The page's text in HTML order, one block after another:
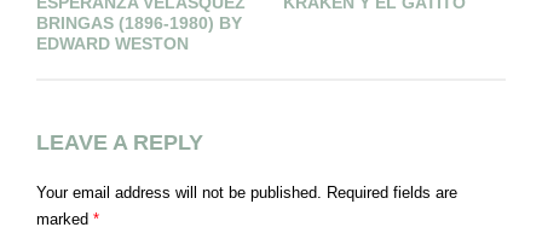
BRINGAS (1896-1980) BY
EDWARD WESTON
LEAVE A REPLY
Your email address will not be published. Required fields are
marked *